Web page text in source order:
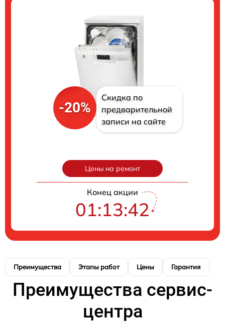
-20%
Скидка по
предварительной
записи на сайте
Цены на ремонт
Конец акции
01:13:41
Преимущества Этапы работ Цены Гарантия
Преимущества сервис-
центра